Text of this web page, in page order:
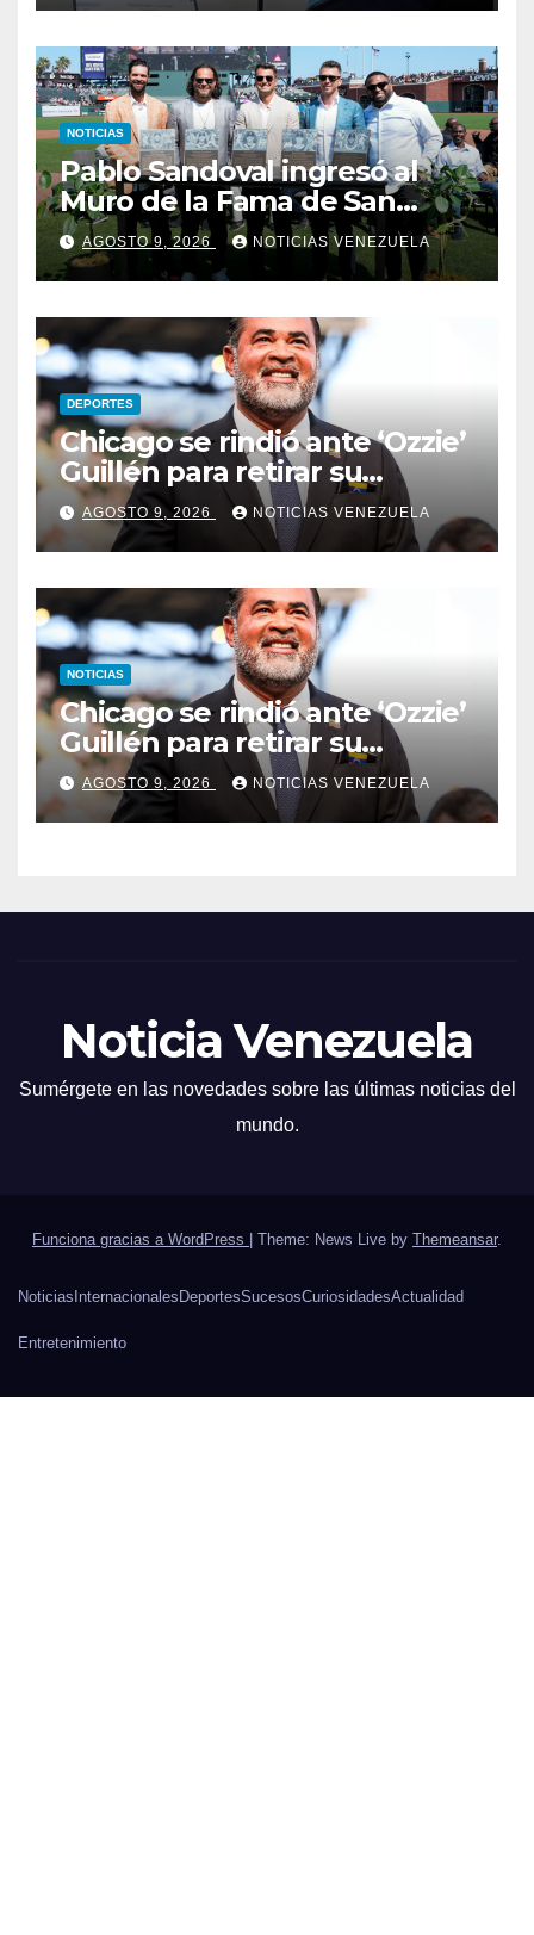
NOTICIAS
Pablo Sandoval ingresó al
Muro de la Fama de San
Francisco
AGOSTO 9, 2026 NOTICIAS VENEZUELA
DEPORTES
Chicago se rindió ante ‘Ozzie’
Guillén para retirar su
número
AGOSTO 9, 2026 NOTICIAS VENEZUELA
NOTICIAS
Chicago se rindió ante ‘Ozzie’
Guillén para retirar su
número
AGOSTO 9, 2026 NOTICIAS VENEZUELA
Noticia Venezuela
Sumérgete en las novedades sobre las últimas noticias del
mundo.
Funciona gracias a WordPress Theme: News Live by Themeansar.
Noticias Internacionales DeportesSucesosCuriosidadesActualidad
Entretenimiento